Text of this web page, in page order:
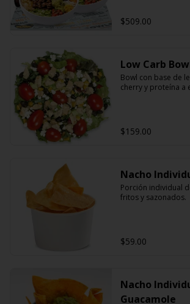
$509.00
Low Carb
Bowl con base de
cherry y proteína a
$159.00
Nacho
Porción individual
fritos y sazonados.
$59.00
Nacho
Guacamole